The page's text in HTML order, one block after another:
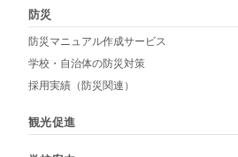
防災
防災マニュアル作成サービス
学校・自治体の防災対策
採用実績（防災関連）
観光促進